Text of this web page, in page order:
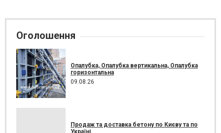
Оголошення
Опалубка, Опалубка вертикальна, Опалубка
горизонтальна
09.08.26
Продаж та доставка бетону по Києву та по
Україні.